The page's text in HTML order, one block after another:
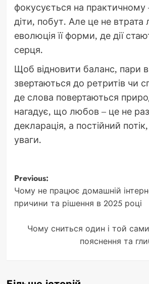
фокусується на практичному
діти, побут. Але це не втрата
еволюція її форми, де дії
серця.
Щоб відновити баланс, пари в
звертаються до ретритів чи
де слова повертаються
нагадує, що любов – це не
декларація, а постійний
уваги.
Post
navigation
Previous:
Чому не працює домашній
причини та рішення в 2025 році
Чому сниться один і той
пояснення та